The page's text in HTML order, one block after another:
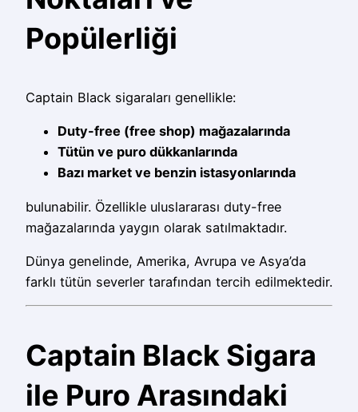
Popülerliği
Captain Black sigaraları genellikle:
Duty-free (free shop) mağazalarında
Tütün ve puro dükkanlarında
Bazı market ve benzin istasyonlarında
bulunabilir. Özellikle uluslararası duty-free
mağazalarında yaygın olarak satılmaktadır.
Dünya genelinde, Amerika, Avrupa ve Asya’da
farklı tütün severler tarafından tercih edilmektedir.
Captain Black Sigara
ile Puro Arasındaki